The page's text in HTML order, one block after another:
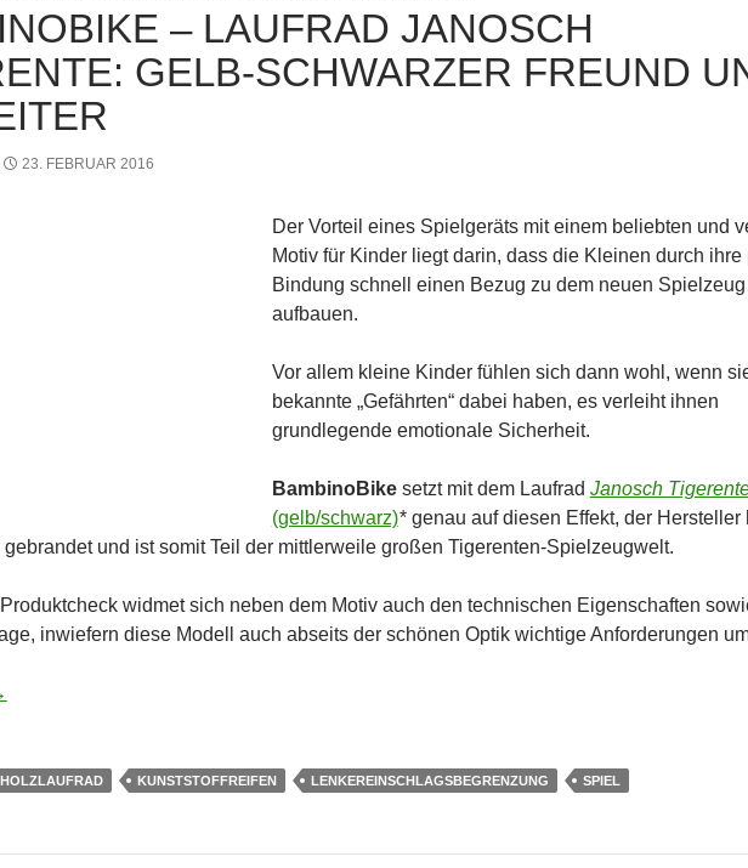
– LAUFRAD JANOSCH
GELB-SCHWARZER FREUND
23. FEBRUAR 2016
Der Vorteil eines Spielgeräts mit einem beliebten und
Motiv für Kinder liegt darin, dass die Kleinen durch ihre
Bindung schnell einen Bezug zu dem neuen Spielzeug
aufbauen.
Vor allem kleine Kinder fühlen sich dann wohl, wenn
bekannte „Gefährten“ dabei haben, es verleiht ihnen
grundlegende emotionale Sicherheit.
BambinoBikesetzt mit dem Laufrad Janosch
(gelb/schwarz)* genau auf diesen Effekt, der Hersteller
gebrandet und ist somit Teil der mittlerweile großen Tigerenten-Spielzeugwelt.
widmet sich neben dem Motiv auch den technischen Eigenschaften
inwiefern diese Modell auch abseits der schönen Optik wichtige Anforderungen
Laufrad Janosch Tigerente: gelb-schwarzer Freund und Begleiter
HOLZLAUFRAD KUNSTSTOFFREIFEN LENKEREINSCHLAGSBEGRENZUNG SPIEL